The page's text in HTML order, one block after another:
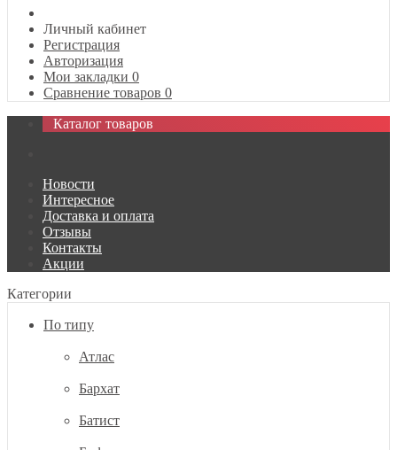
Личный кабинет
Регистрация
Авторизация
Мои закладки 0
Сравнение товаров 0
Каталог товаров
Новости
Интересное
Доставка и оплата
Отзывы
Контакты
Акции
Категории
По типу
Атлас
Бархат
Батист